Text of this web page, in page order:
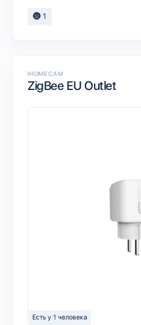
1
IHOMECAM
ZigBee EU Outlet
Есть у 1 человека